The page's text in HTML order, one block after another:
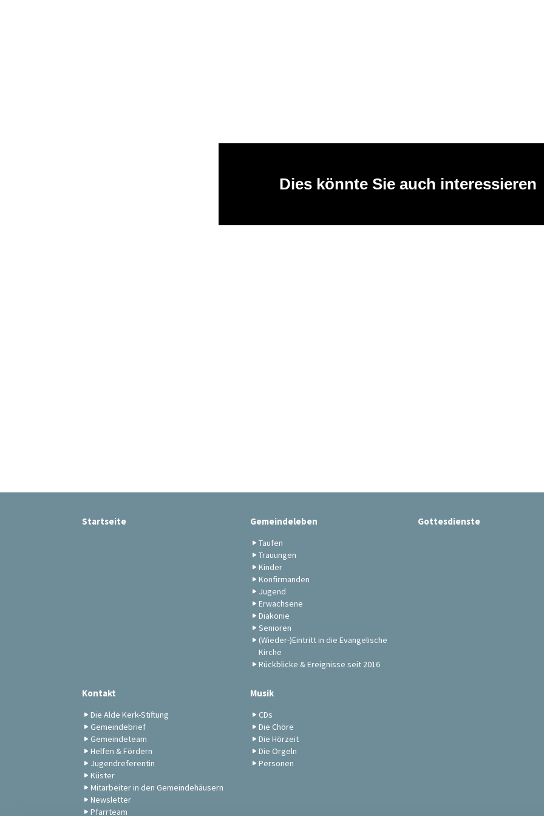
Dies könnte Sie auch interessieren
Startseite Gemeindeleben
Taufen
Trauungen
Kinder
Konfirmanden
Jugend
Erwachsene
Diakonie
Senioren
(Wieder-)Eintritt in die Evangelische
Kirche
Rückblicke & Ereignisse seit 2016
Gottesdienste
Kontakt
Die Alde Kerk-Stiftung
Gemeindebrief
Gemeindeteam
Helfen & Fördern
Jugendreferentin
Küster
Mitarbeiter in den Gemeindehäusern
Newsletter
Pfarrteam
Musik
CDs
Die Chöre
Die Hörzeit
Die Orgeln
Personen